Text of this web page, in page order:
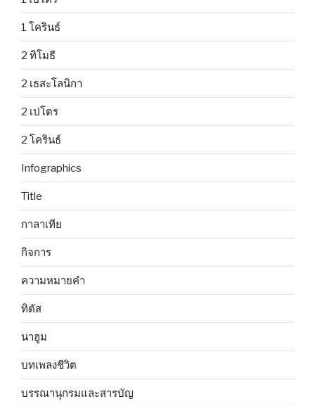
1 โครินธ์
2 ทิโมธี
2 เธสะโลนิกา
2 เปโตร
2 โครินธ์
Infographics
Title
กาลาเทีย
กิจการ
ความหมายคำ
ทิตัส
นาฮูม
บทเพลงชีวิต
บรรณานุกรมและสารบัญ